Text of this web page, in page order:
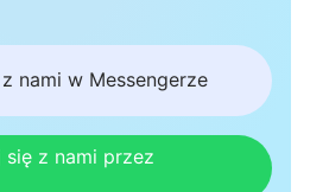
z nami w Messengerze
się z nami przez